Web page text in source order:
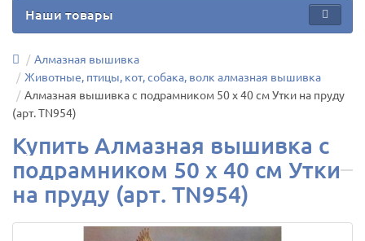
Наши товары
Алмазная вышивка
Животные, птицы, кот, собака, волк алмазная вышивка
Алмазная вышивка с подрамником 50 х 40 см Утки на пруду
(арт. TN954)
Купить Алмазная вышивка с
подрамником 50 х 40 см Утки
на пруду (арт. TN954)